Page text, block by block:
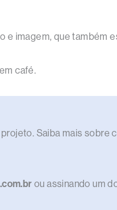
e imagem, que também
café.
Saiba mais sobre
ou assinando um